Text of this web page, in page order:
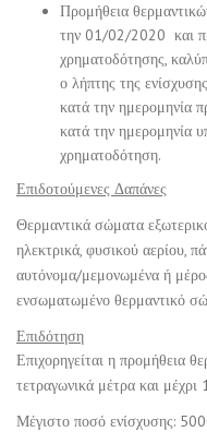
Προμήθεια
την 01/02/2020 και
χρηματοδότησης,
ο λήπτης της
κατά την ημερομηνία
κατά την ημερομηνία
χρηματοδότηση.
Επιδοτούμενες Δαπάνες
Θερμαντικά σώματα
ηλεκτρικά, φυσικού αερίου,
αυτόνομα/μεμονωμένα ή
ενσωματωμένο θερμαντικό
Επιδότηση
Επιχορηγείται η προμήθεια
τετραγωνικά μέτρα και
Μέγιστο ποσό ενίσχυσης: